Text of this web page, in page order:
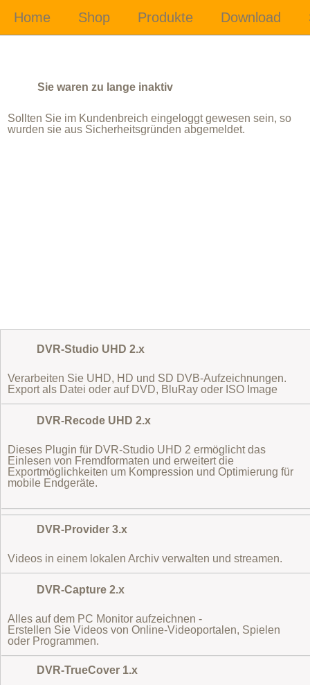
Sie waren zu lange inaktiv
Sollten Sie im Kundenbreich eingeloggt gewesen sein, so
wurden sie aus Sicherheitsgründen abgemeldet.
DVR-Studio UHD 2.x
Verarbeiten Sie UHD, HD und SD DVB-Aufzeichnungen.
Export als Datei oder auf DVD, BluRay oder ISO Image
DVR-Recode UHD 2.x
Dieses Plugin für DVR-Studio UHD 2 ermöglicht das
Einlesen von Fremdformaten und erweitert die
Exportmöglichkeiten um Kompression und Optimierung für
mobile Endgeräte.
DVR-Provider 3.x
Videos in einem lokalen Archiv verwalten und streamen.
DVR-Capture 2.x
Alles auf dem PC Monitor aufzeichnen -
Erstellen Sie Videos von Online-Videoportalen, Spielen
oder Programmen.
DVR-TrueCover 1.x